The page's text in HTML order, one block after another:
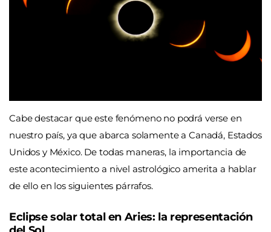
Cabe destacar que este fenómeno no podrá verse en
nuestro país, ya que abarca solamente a Canadá, Estados
Unidos y México. De todas maneras, la importancia de
este acontecimiento a nivel astrológico amerita a hablar
de ello en los siguientes párrafos.
Eclipse solar total en Aries: la representación